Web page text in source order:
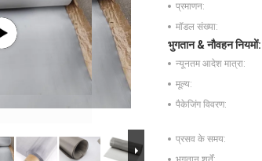
प्रमाणन:
मॉडल संख्या:
भुगतान & नौवहन नियमों:
न्यूनतम आदेश मात्रा:
मूल्य:
पैकेजिंग विवरण:
प्रसव के समय: